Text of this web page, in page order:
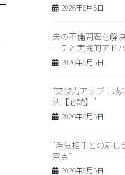
2026年6月5日
夫の不倫問題を解
ーチと実践的アド
2026年6月5日
“交渉力アップ！
法【必読】”
2026年6月5日
“浮気相手との話
意点”
2026年6月5日